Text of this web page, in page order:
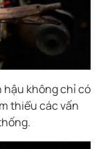
hậu không chỉ có
thiểu các vấn